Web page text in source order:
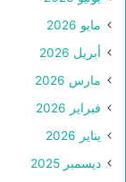
مايو 2026
أبريل 2026
مارس 2026
فبراير 2026
يناير 2026
ديسمبر 2025